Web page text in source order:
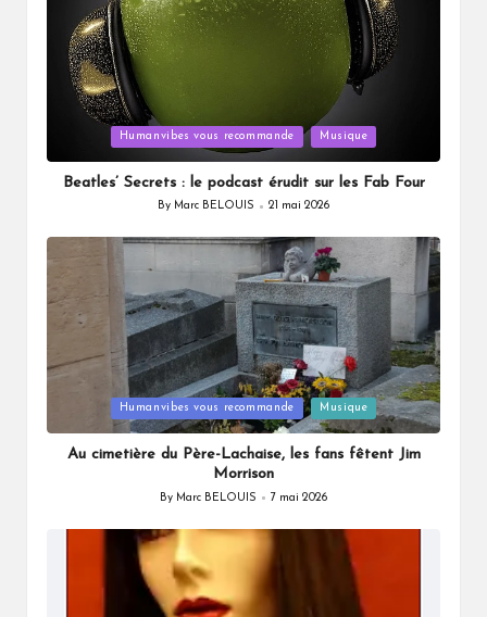
in
Humanvibes vous recommande Musique
Beatles’ Secrets : le podcast érudit sur les Fab Four
Posted
By Marc BELOUIS 21 mai 2026
in
Humanvibes vous recommande Musique
Au cimetière du Père-Lachaise, les fans fêtent Jim
Morrison
Posted
By Marc BELOUIS 7 mai 2026